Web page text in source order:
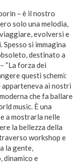
– è il nostro
solo una melodia,
evolversi e
si immagina
destinato a
“La forza dei
questi schemi:
apparteneva ai nostri
che fa ballare
music. È una
a mostrarla nelle
la bellezza della
workshop e
la gente,
dinamico e